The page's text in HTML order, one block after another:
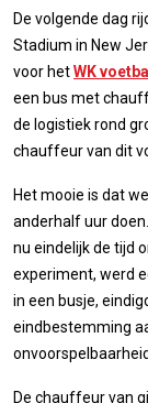
De volgende dag
Stadium in New
voor hetWK voetbal
een bus met
de logistiek rond
chauffeur van dit
Het mooie is dat
anderhalf uur
nu eindelijk de tijd
experiment, werd
in een busje,
eindbestemming
De chauffeur van